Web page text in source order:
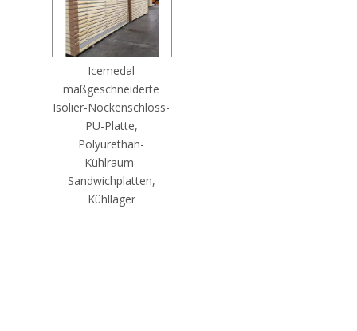
Icemedal
maßgeschneiderte
Isolier-Nockenschloss-
PU-Platte,
Polyurethan-
Kühlraum-
Sandwichplatten,
Kühllager